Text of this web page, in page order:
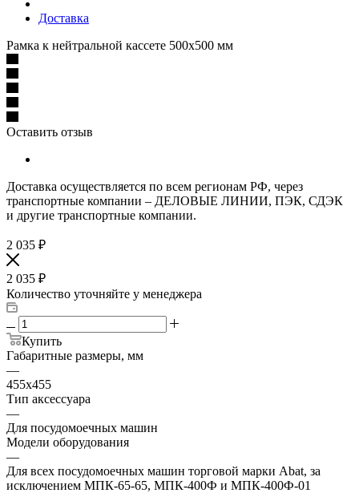
Доставка
Рамка к нейтральной кассете 500х500 мм
Оставить отзыв
Доставка осуществляется по всем регионам РФ, через
транспортные компании – ДЕЛОВЫЕ ЛИНИИ, ПЭК, СДЭК
и другие транспортные компании.
2 035 ₽
2 035 ₽
Количество уточняйте у менеджера
Купить
Габаритные размеры, мм
—
455х455
Тип аксессуара
—
Для посудомоечных машин
Модели оборудования
—
Для всех посудомоечных машин торговой марки Abat, за
исключением МПК-65-65, МПК-400Ф и МПК-400Ф-01